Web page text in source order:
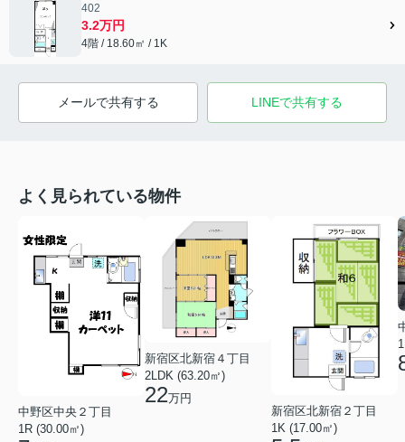
402
3.2万円
4階 / 18.60㎡ / 1K
メールで共有する LINEで共有する
よく見られている物件
中野区中央２丁目
1R (30.00㎡)
新宿区北新宿４丁目
2LDK (63.20㎡)
22万円
新宿区北新宿２丁目
1K (17.00㎡)